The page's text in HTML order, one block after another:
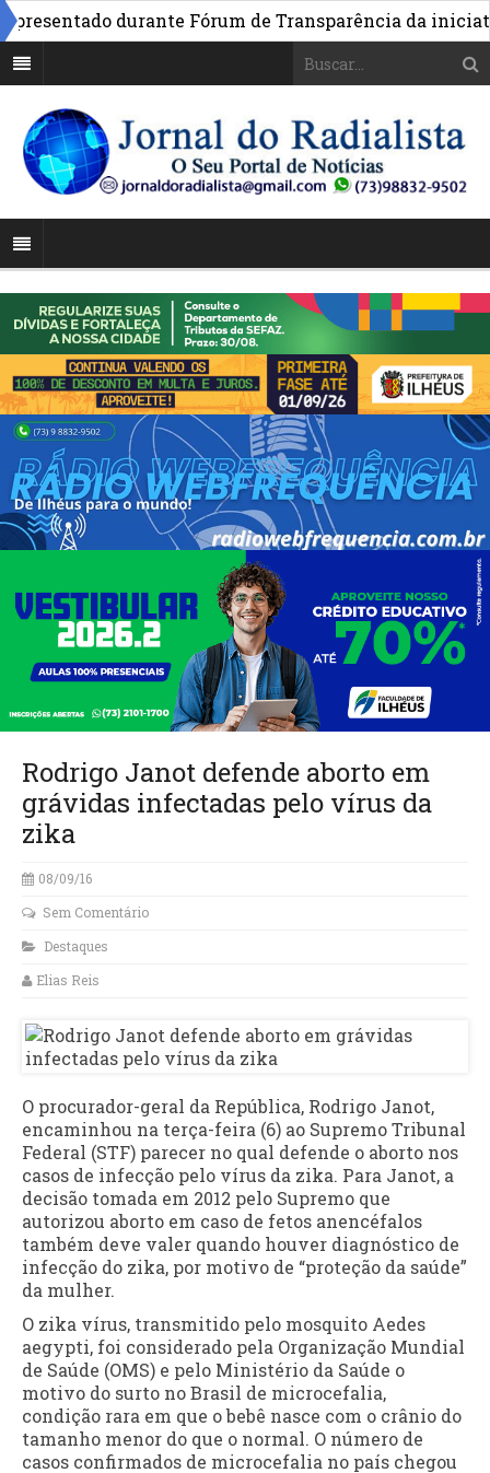
durante Fórum de Transparência da iniciativa
Rodrigo Janot defende aborto em
grávidas infectadas pelo vírus da
zika
08/09/16
Sem Comentário
Destaques
Elias Reis
O procurador-geral da República, Rodrigo Janot,
encaminhou na terça-feira (6) ao Supremo Tribunal
Federal (STF) parecer no qual defende o aborto nos
casos de infecção pelo vírus da zika. Para Janot, a
decisão tomada em 2012 pelo Supremo que
autorizou aborto em caso de fetos anencéfalos
também deve valer quando houver diagnóstico de
infecção do zika, por motivo de “proteção da saúde”
da mulher.
O zika vírus, transmitido pelo mosquito Aedes
aegypti, foi considerado pela Organização Mundial
de Saúde (OMS) e pelo Ministério da Saúde o
motivo do surto no Brasil de microcefalia,
condição rara em que o bebê nasce com o crânio do
tamanho menor do que o normal. O número de
casos confirmados de microcefalia no país chegou